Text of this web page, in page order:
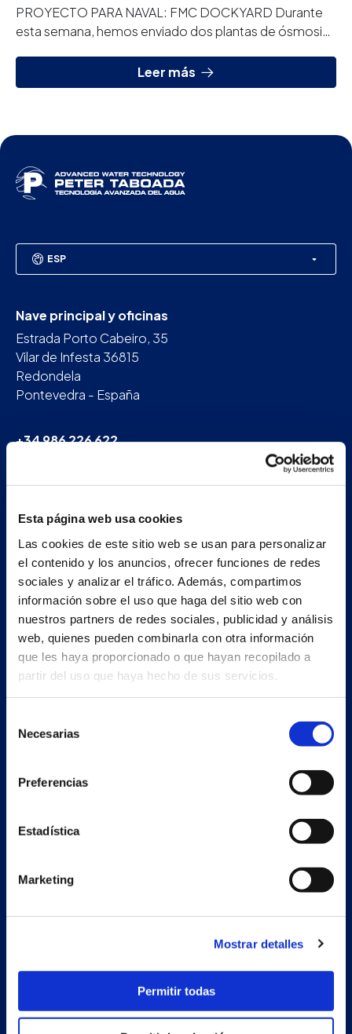
Esta página web usa cookies
Las cookies de este sitio web se usan para personalizar
el contenido y los anuncios, ofrecer funciones de redes
sociales y analizar el tráfico. Además, compartimos
información sobre el uso que haga del sitio web con
nuestros partners de redes sociales, publicidad y análisis
web, quienes pueden combinarla con otra información
que les haya proporcionado o que hayan recopilado a
partir del uso que haya hecho de sus servicios.
Necesarias
Preferencias
Estadística
Marketing
Mostrar detalles
Permitir todas
PROYECTO PARA NAVAL: FMC DOCKYARD Durante
esta semana, hemos enviado dos plantas de ósmosis
Leer más
ESP
Nave principal y oficinas
Estrada Porto Cabeiro, 35
Vilar de Infesta 36815
Redondela
Pontevedra - España
+34 986 226 622
Nave auxiliar
Redondela
Pontevedra - España
Proyectos
Empresa